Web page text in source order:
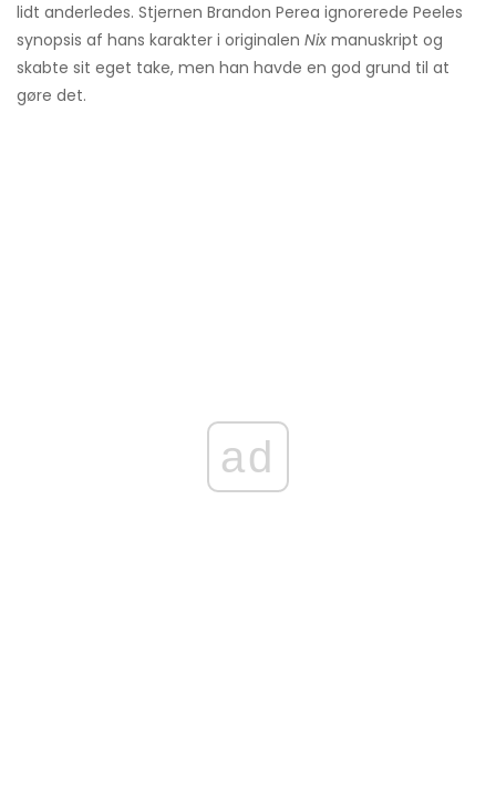
lidt anderledes. Stjernen Brandon Perea ignorerede Peeles
synopsis af hans karakter i originalen Nix manuskript og
skabte sit eget take, men han havde en god grund til at
gøre det.
ad